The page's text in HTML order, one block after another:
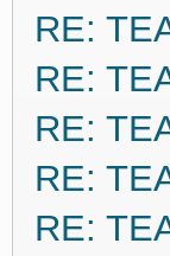
RE:
RE:
RE:
RE:
RE: